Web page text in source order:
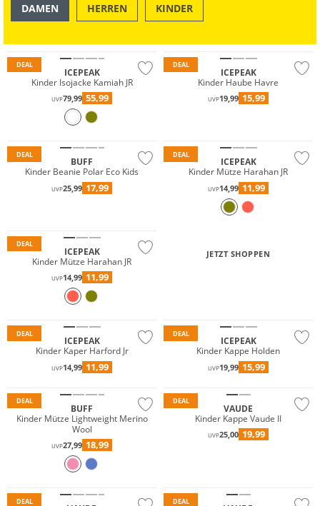
DAMEN HERREN KINDER
DEAL
ICEPEAK
Kinder Isojacke Kamiah JR
UVP79,99 55,99
DEAL
ICEPEAK
Kinder Haube Havre
UVP19,99 15,99
DEAL
BUFF
Kinder Beanie Polar Eco Kids
UVP25,99 17,99
DEAL
ICEPEAK
Kinder Mütze Harahan JR
UVP14,99 11,99
DEAL
ICEPEAK
Kinder Mütze Harahan JR
UVP14,99 11,99
JETZT SHOPPEN
DEAL
ICEPEAK
Kinder Kaper Harford Jr
UVP14,99 11,99
DEAL
ICEPEAK
Kinder Kappe Holden
UVP19,99 15,99
DEAL
Merino
BUFF
Kinder Mütze Lightweight Merino
Wool
UVP27,99 18,99
DEAL
VAUDE
Kinder Kappe Vaude II
UVP25,00 19,99
DEAL DEAL